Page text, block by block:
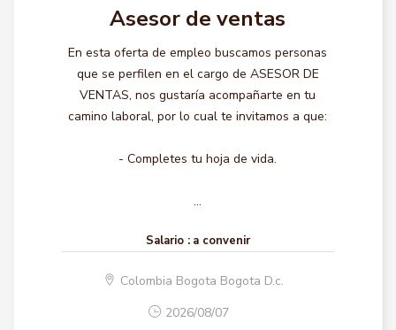
Asesor de ventas
En esta oferta de empleo buscamos personas
que se perfilen en el cargo de ASESOR DE
VENTAS, nos gustaría acompañarte en tu
camino laboral, por lo cual te invitamos a que:
- Completes tu hoja de vida.
...
Salario : a convenir
Colombia Bogota Bogota D.c.
2026/08/07